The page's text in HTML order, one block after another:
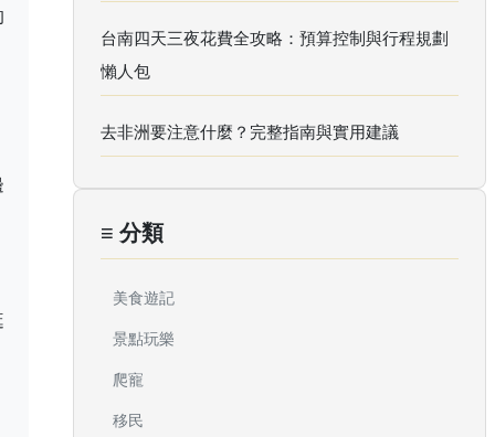
台南四天三夜花費全攻略：預算控制與行程規劃
懶人包
去非洲要注意什麼？完整指南與實用建議
≡ 分類
美食遊記
景點玩樂
爬寵
移民